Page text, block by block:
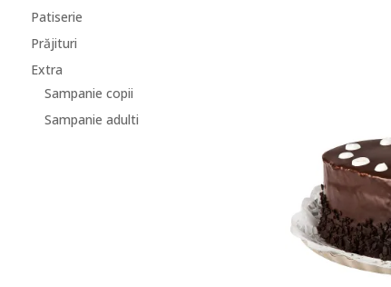
Patiserie
Prăjituri
Extra
Sampanie copii
Sampanie adulti